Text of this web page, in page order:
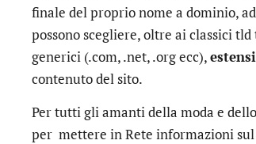
finale del proprio nome a dominio,
possono scegliere, oltre ai classici
generici (.com, .net, .org ecc),
contenuto del sito.
Per tutti gli amanti della moda e
per mettere in Rete informazioni